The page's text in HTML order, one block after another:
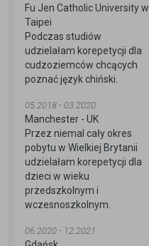
Fu Jen Catholic University w
Taipei
Podczas studiów
udzielałam korepetycji dla
cudzoziemców chcących
poznać język chiński.
05.2018 - 03.2020
Manchester - UK
Przez niemal cały okres
pobytu w Wielkiej Brytanii
udzielałam korepetycji dla
dzieci w wieku
przedszkolnym i
wczesnoszkolnym.
06.2020 - 12.2021